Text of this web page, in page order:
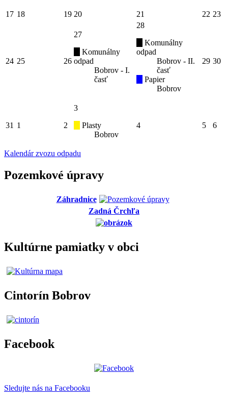
17 18 19 20 21 22 23
24 25 26
27
Komunálny
odpad
Bobrov - I.
časť
28
Komunálny
odpad
Bobrov - II.
časť
Papier
Bobrov
29 30
31 1 2
3
Plasty
Bobrov
4 5 6
Kalendár zvozu odpadu
Pozemkové úpravy
Záhradnice
Zadná Črchľa
Kultúrne pamiatky v obci
Cintorín Bobrov
Facebook
Sledujte nás na Facebooku